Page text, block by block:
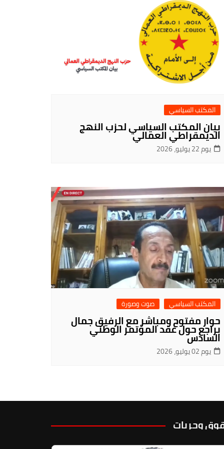
المكتب السياسي
بيان المكتب السياسي لحزب النهج
الديمقراطي العمالي
يوم 22 يوليو، 2026
المكتب السياسي صوت وصورة
حوار مفتوح ومباشر مع الرفيق جمال
براجع حول عقد المؤتمر الوطني
السادس
يوم 02 يوليو، 2026
وحريات